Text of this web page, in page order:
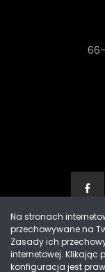
Made with
Na stronach
przechowywane na
Zasady ich
internetowej. Klikając
konfiguracja jest